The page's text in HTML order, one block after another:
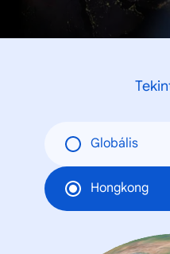
Globális
Hongkong